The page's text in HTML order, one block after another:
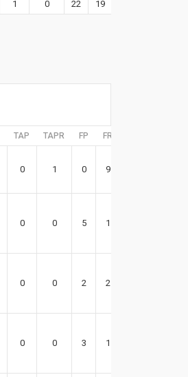
1 0 22 19
TAP TAPR FP FR
0 1 0 9
0 0 5 1
0 0 2 2
0 0 3 1